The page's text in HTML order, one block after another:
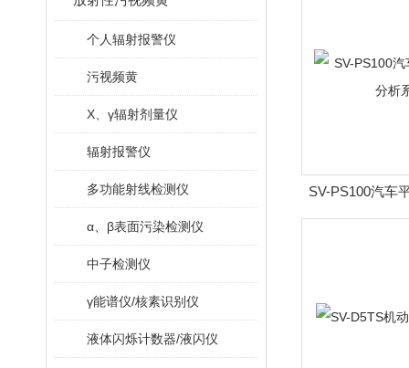
个人辐射报警仪
污视频黄
X、γ辐射剂量仪
辐射报警仪
多功能射线检测仪
α、β表面污染检测仪
中子检测仪
γ能谱仪/核素识别仪
液体闪烁计数器/液闪仪
SV-PS100汽车
系